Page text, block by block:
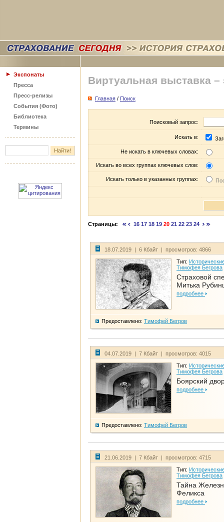
Экспонаты
Пресса
Пресс-релизы
События (Фото)
Библиотека
Термины
Виртуальная выставка –
Главная / Поиск
Поисковый запрос:
Искать в:
Не искать в ключевых словах:
Искать во всех группах ключевых слов:
Искать только в указанных группах:
Страницы: 16 17 18 19 20 21 22 23 24
18.07.2019 | 6 Кбайт | просмотров: 4866
Тип:
Тимофея Бегрова
Страховой
Митька
подробнее
Предоставлено: Тимофей Бегров
04.07.2019 | 7 Кбайт | просмотров: 4015
Тип:
Тимофея Бегрова
Боярский
подробнее
Предоставлено: Тимофей Бегров
21.06.2019 | 7 Кбайт | просмотров: 4715
Тип:
Тимофея Бегрова
Тайна
Феликса
подробнее